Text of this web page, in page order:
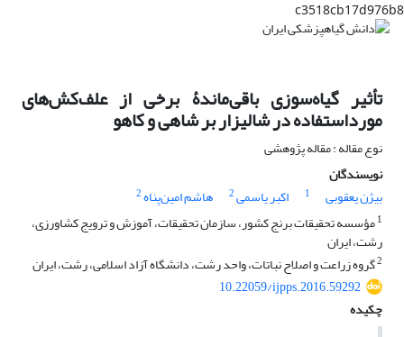
c3518cb17d976b8
تأثیر گیاه‌سوزی باقی‌ماندۀ برخی از علف‌کش‌های
مورداستفاده در شالیزار بر شاهی و کاهو
نوع مقاله : مقاله پژوهشی
نویسندگان
بیژن یعقوبی
1 اکبر یاسمی2 هاشم امین‌پناه2
1مؤسسه تحقیقات برنج کشور، سازمان تحقیقات، آموزش و ترویج کشاورزی،
رشت، ایران
2گروه زراعت و اصلاح نباتات، واحد رشت، دانشگاه آزاد اسلامی، رشت، ایران
10.22059/ijpps.2016.59292
چکیده